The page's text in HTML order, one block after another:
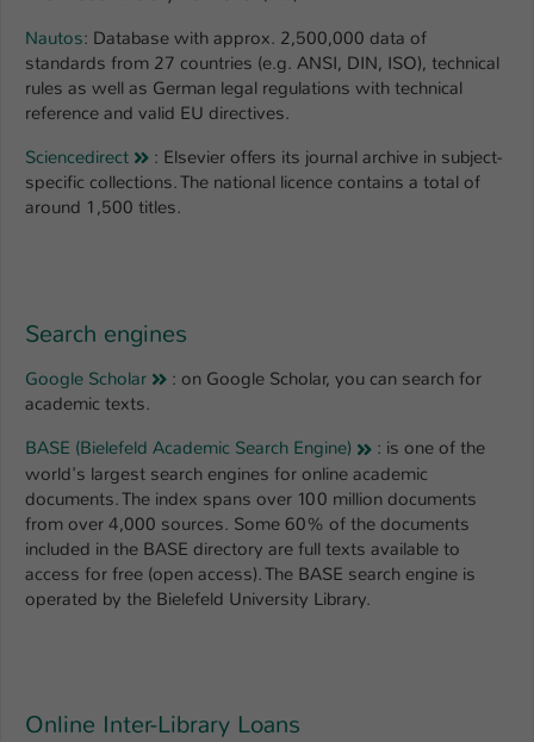
Nautos: Database with approx. 2,500,000 data of
standards from 27 countries (e.g. ANSI, DIN, ISO), technical
rules as well as German legal regulations with technical
reference and valid EU directives.
Sciencedirect
: Elsevier offers its journal archive in subject-
specific collections. The national licence contains a total of
around 1,500 titles.
Search engines
Google Scholar
: on Google Scholar, you can search for
academic texts.
BASE (Bielefeld Academic Search Engine)
: is one of the
world's largest search engines for online academic
documents. The index spans over 100 million documents
from over 4,000 sources. Some 60% of the documents
included in the BASE directory are full texts available to
access for free (open access). The BASE search engine is
operated by the Bielefeld University Library.
Online Inter-Library Loans